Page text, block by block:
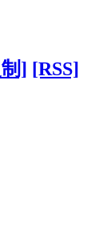
] [RSS]